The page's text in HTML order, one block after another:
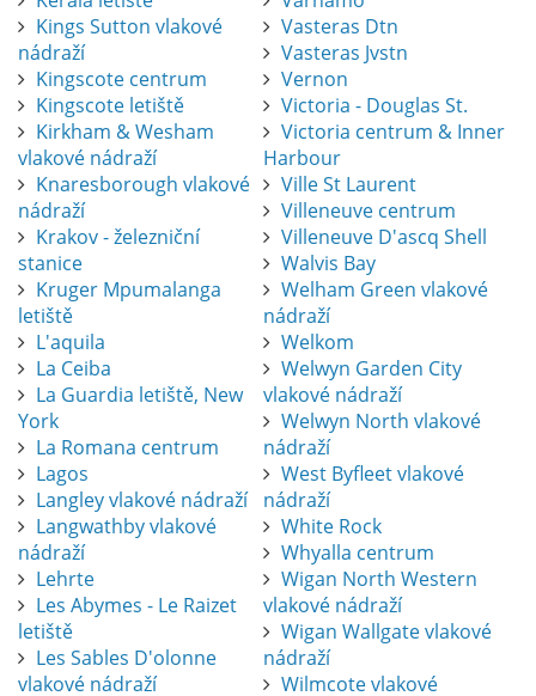
Kings Sutton vlakové
nádraží
Kingscote centrum
Kingscote letiště
Kirkham & Wesham
vlakové nádraží
Knaresborough vlakové
nádraží
Krakov - železniční
stanice
Kruger Mpumalanga
letiště
L'aquila
La Ceiba
La Guardia letiště, New
York
La Romana centrum
Lagos
Langley vlakové nádraží
Langwathby vlakové
nádraží
Lehrte
Les Abymes - Le Raizet
letiště
Les Sables D'olonne
vlakové nádraží
Vasteras Dtn
Vasteras Jvstn
Vernon
Victoria - Douglas St.
Victoria centrum & Inner
Harbour
Ville St Laurent
Villeneuve centrum
Villeneuve D'ascq Shell
Walvis Bay
Welham Green vlakové
nádraží
Welkom
Welwyn Garden City
vlakové nádraží
Welwyn North vlakové
nádraží
West Byfleet vlakové
nádraží
White Rock
Whyalla centrum
Wigan North Western
vlakové nádraží
Wigan Wallgate vlakové
nádraží
Wilmcote vlakové